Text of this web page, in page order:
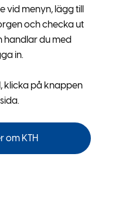
vid menyn, lägg till
och checka ut
handlar du med
in.
klicka på knappen
om KTH